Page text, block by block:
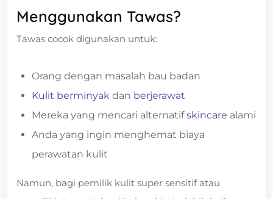
Menggunakan Tawas?
Tawas cocok digunakan untuk:
Orang dengan masalah bau badan
Kulit berminyak dan berjerawat
Mereka yang mencari alternatifskincare alami
Anda yang ingin menghemat biaya
perawatan kulit
Namun, bagi pemilik kulit super sensitif atau